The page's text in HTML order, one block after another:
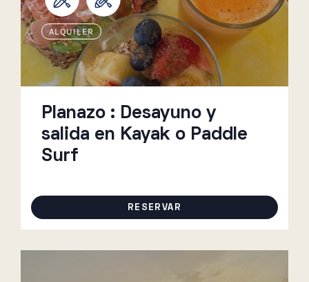
ALQUILER
Planazo : Desayuno y
salida en Kayak o Paddle
Surf
RESERVAR